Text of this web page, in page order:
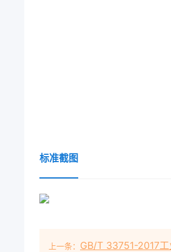
标准截图
上一条： GB/T 33751-2017